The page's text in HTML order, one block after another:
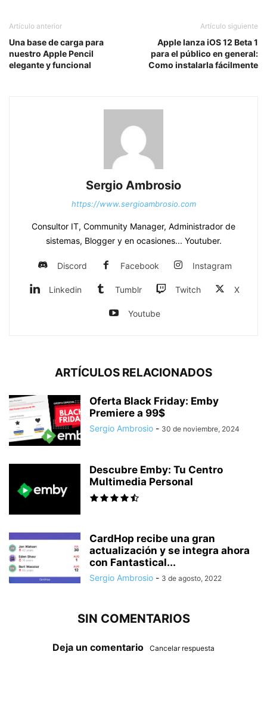
Artículo anterior
Una base de carga para
nuestro Apple Pencil
elegante y funcional
Artículo siguiente
Apple lanza iOS 12 Beta 1
para el público en general:
Como instalarla fácilmente
Sergio Ambrosio
https://www.sergioambrosio.com
Consultor IT, Community Manager, Administrador de
sistemas, Blogger y en ocasiones... Youtuber.
Discord Facebook Instagram
Linkedin Tumblr Twitch X
Youtube
ARTÍCULOS RELACIONADOS
Oferta Black Friday: Emby
Premiere a 99$
Sergio Ambrosio - 30 de noviembre, 2024
Descubre Emby: Tu Centro
Multimedia Personal
CardHop recibe una gran
actualización y se integra ahora
con Fantastical...
Sergio Ambrosio - 3 de agosto, 2022
SIN COMENTARIOS
Deja un comentario Cancelar respuesta